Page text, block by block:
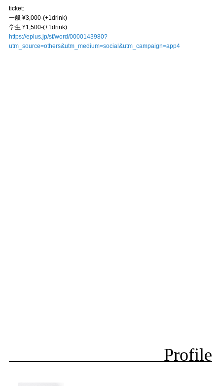
ticket:
一般 ¥3,000-(+1drink)
学生 ¥1,500-(+1drink)
https://eplus.jp/sf/word/0000143980?
utm_source=others&utm_medium=social&utm_campaign=app4
Profile